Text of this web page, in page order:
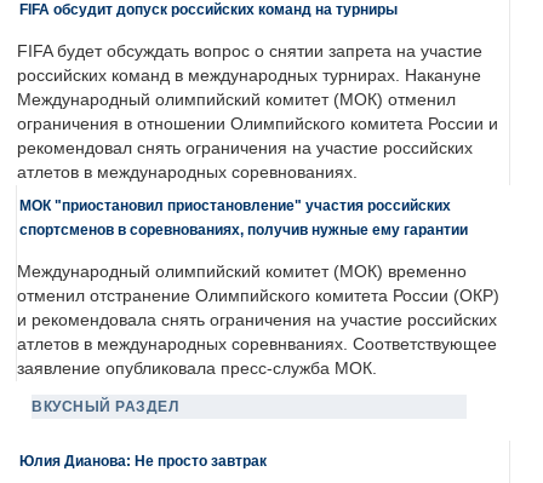
FIFA обсудит допуск российских команд на турниры
FIFA будет обсуждать вопрос о снятии запрета на участие
российских команд в международных турнирах. Накануне
Международный олимпийский комитет (МОК) отменил
ограничения в отношении Олимпийского комитета России и
рекомендовал снять ограничения на участие российских
атлетов в международных соревнованиях.
МОК "приостановил приостановление" участия российских
спортсменов в соревнованиях, получив нужные ему гарантии
Международный олимпийский комитет (МОК) временно
отменил отстранение Олимпийского комитета России (ОКР)
и рекомендовала снять ограничения на участие российских
атлетов в международных соревнваниях. Соответствующее
заявление опубликовала пресс-служба МОК.
ВКУСНЫЙ РАЗДЕЛ
Юлия Дианова: Не просто завтрак